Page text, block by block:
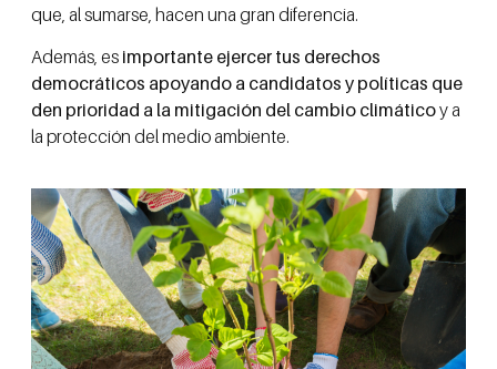
que, al sumarse, hacen una gran diferencia.
Además, es importante ejercer tus derechos
democráticos apoyando a candidatos y políticas que
den prioridad a la mitigación del cambio climáticoy a
la protección del medio ambiente.